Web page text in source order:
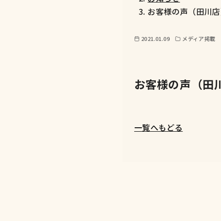
お客様の声（田川店
2021.01.09 メディア掲載
お客様の声（田
一覧へもどる